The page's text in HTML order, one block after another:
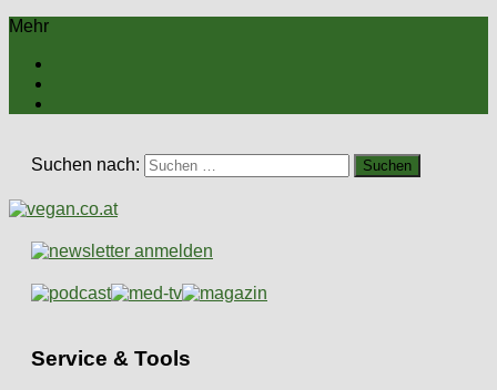
Mehr
Suchen nach:
Service & Tools